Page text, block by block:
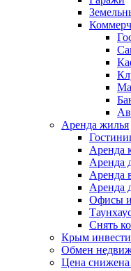
Аренда жилья
Аренда
Аренда
Аренда
Аренда
Офисы
Снять
Крым
Обмен
Цена